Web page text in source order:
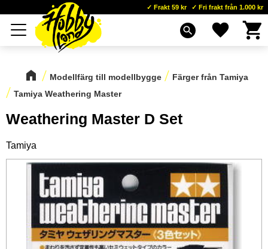
Meny
Frakt 59 kr Fri frakt från 1.000 kr
search Favoriter
Modellfärg till modellbygge
Färger från Tamiya
Tamiya Weathering Master
Weathering Master D Set
Tamiya